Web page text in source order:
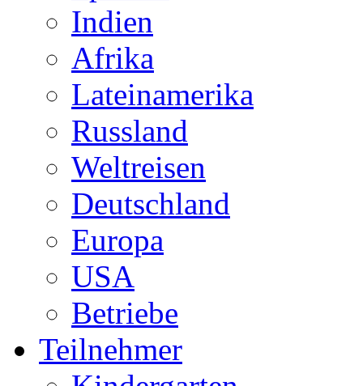
Indien
Afrika
Lateinamerika
Russland
Weltreisen
Deutschland
Europa
USA
Betriebe
Teilnehmer